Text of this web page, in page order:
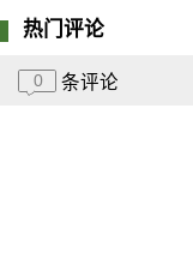
热门评论
0 条评论